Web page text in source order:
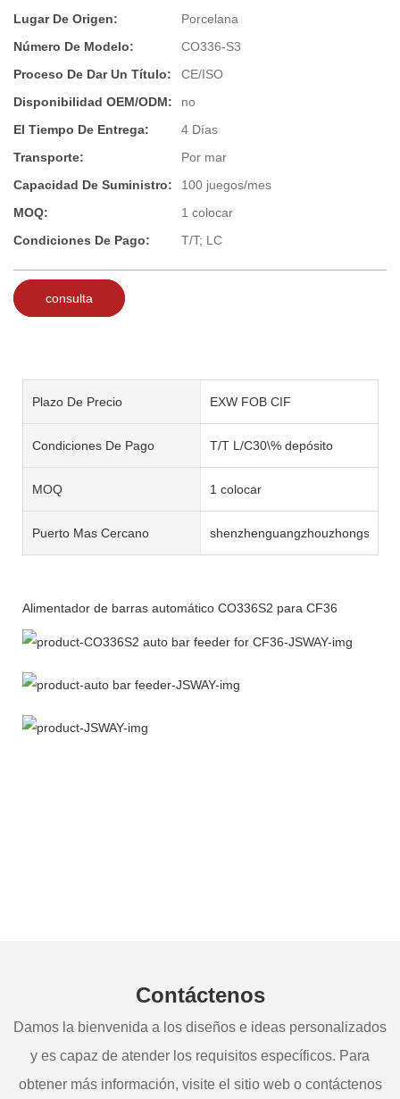
Lugar De Origen:
Porcelana
Número De Modelo:
CO336-S3
Proceso De Dar Un Título:
CE/ISO
Disponibilidad OEM/ODM:
no
El Tiempo De Entrega:
4 Días
Transporte:
Por mar
Capacidad De Suministro:
100 juegos/mes
MOQ:
1 colocar
Condiciones De Pago:
T/T; LC
consulta
Plazo De Precio EXW FOB CIF
Condiciones De Pago T/T L/C30\% depósito
MOQ 1 colocar
Puerto Mas Cercano shenzhenguangzhouzhongshan
Alimentador de barras automático CO336S2 para CF36
Contáctenos
Damos la bienvenida a los diseños e ideas personalizados
y es capaz de atender los requisitos específicos. Para
obtener más información, visite el sitio web o contáctenos